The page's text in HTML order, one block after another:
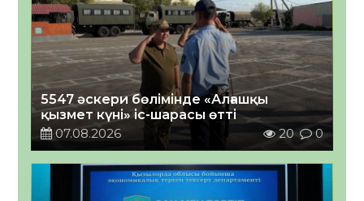
5547 әскери бөлімінде «Алғашқы
қызмет күні» іс-шарасы өтті
07.08.2026
20 0